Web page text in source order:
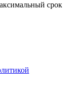
срок